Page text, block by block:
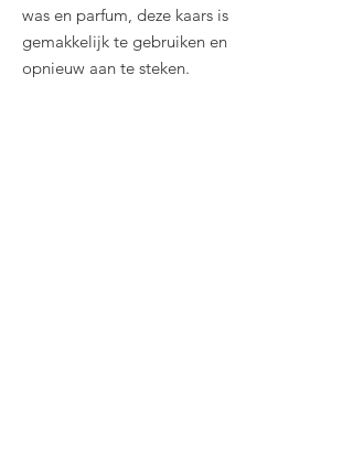
was en parfum, deze kaars is
gemakkelijk te gebruiken en
opnieuw aan te steken.